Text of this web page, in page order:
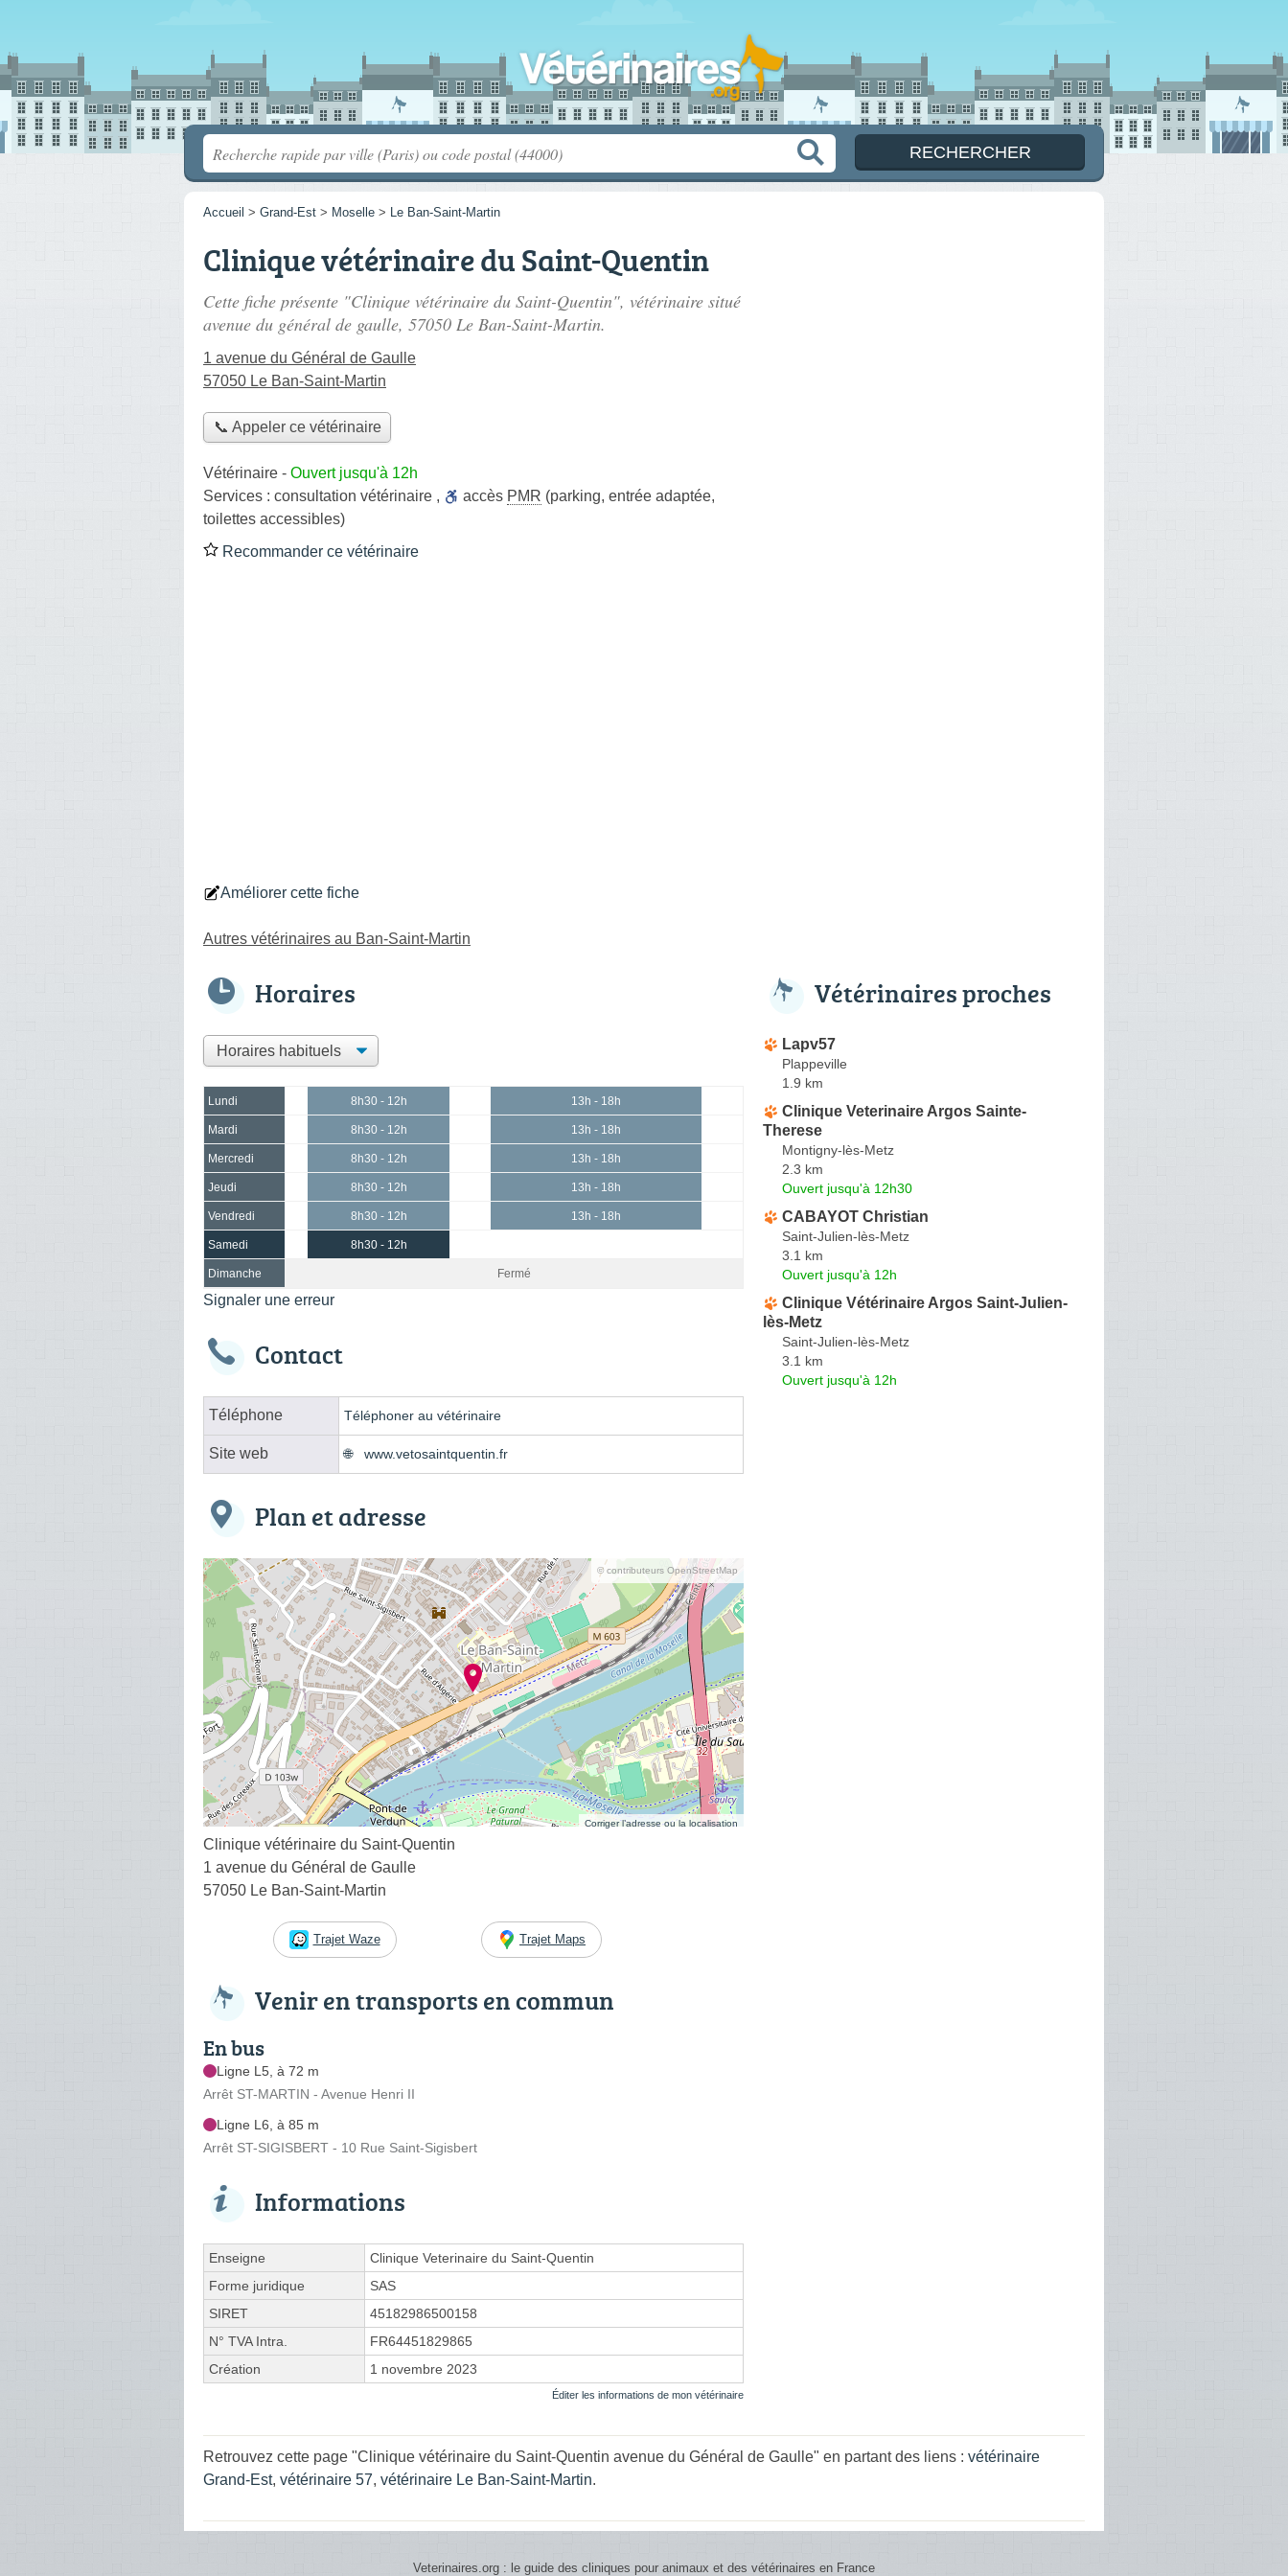
Accueil > Grand-Est > Moselle > Le Ban-Saint-Martin
Clinique vétérinaire du Saint-Quentin
Cette fiche présente "Clinique vétérinaire du Saint-Quentin", vétérinaire situé
avenue du général de gaulle, 57050 Le Ban-Saint-Martin.
1 avenue du Général de Gaulle
57050 Le Ban-Saint-Martin
📞 Appeler ce vétérinaire
Vétérinaire - Ouvert jusqu'à 12h
Services : consultation vétérinaire , accès PMR (parking, entrée adaptée,
toilettes accessibles)
Recommander ce vétérinaire
Améliorer cette fiche
Autres vétérinaires au Ban-Saint-Martin
Horaires
Lundi 8h30 - 12h 13h - 18h
Mardi 8h30 - 12h 13h - 18h
Mercredi 8h30 - 12h 13h - 18h
Jeudi 8h30 - 12h 13h - 18h
Vendredi 8h30 - 12h 13h - 18h
Samedi 8h30 - 12h
Dimanche Fermé
Signaler une erreur
Contact
Téléphone Téléphoner au vétérinaire
Site web www.vetosaintquentin.fr
Plan et adresse
© contributeurs OpenStreetMap
Corriger l’adresse ou la localisation
Clinique vétérinaire du Saint-Quentin
1 avenue du Général de Gaulle
57050 Le Ban-Saint-Martin
Trajet Waze Trajet Maps
Venir en transports en commun
En bus
Ligne L5, à 72 m
Arrêt ST-MARTIN - Avenue Henri II
Ligne L6, à 85 m
Arrêt ST-SIGISBERT - 10 Rue Saint-Sigisbert
Informations
Enseigne
Clinique Veterinaire du Saint-Quentin
Forme juridique
SAS
SIRET
45182986500158
N° TVA Intra.
FR64451829865
Création
1 novembre 2023
Éditer les informations de mon vétérinaire
Vétérinaires proches
Lapv57
Plappeville
1.9 km
Clinique Veterinaire Argos Sainte-
Therese
Montigny-lès-Metz
2.3 km
Ouvert jusqu'à 12h30
CABAYOT Christian
Saint-Julien-lès-Metz
3.1 km
Ouvert jusqu'à 12h
Clinique Vétérinaire Argos Saint-Julien-
lès-Metz
Saint-Julien-lès-Metz
3.1 km
Ouvert jusqu'à 12h
Retrouvez cette page "Clinique vétérinaire du Saint-Quentin avenue du Général de Gaulle" en partant des liens : vétérinaire
Grand-Est, vétérinaire 57, vétérinaire Le Ban-Saint-Martin.
Veterinaires.org : le guide des cliniques pour animaux et des vétérinaires en France